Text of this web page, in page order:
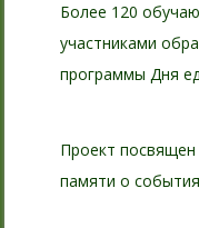
Более 120
участниками
программы Дня
Проект посвящен
памяти о